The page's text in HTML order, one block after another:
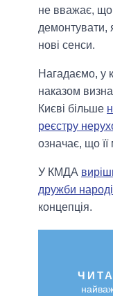
не вважає, що
демонтувати,
нові сенси.
Нагадаємо, у
наказом
Києві більше
реєстру
означає, що
У КМДА
дружби
концепція.